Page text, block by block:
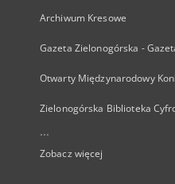
Archiwum Kresowe
Gazeta Zielonogórska -
Otwarty Międzynarodowy
Zielonogórska Biblioteka
...
Zobacz więcej